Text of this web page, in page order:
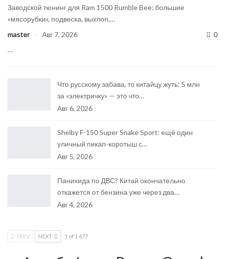
Заводской тюнинг для Ram 1500 Rumble Bee: большие
«мясорубки», подвеска, выхлоп,…
master
Авг 7, 2026
0
…
Что русскому забава, то китайцу жуть: 5 млн
за «электричку» — это что…
Авг 6, 2026
Shelby F-150 Super Snake Sport: ещё один
уличный пикап-коротыш с…
Авг 5, 2026
Панихида по ДВС? Китай окончательно
откажется от бензина уже через два…
Авг 4, 2026
PREV NEXT 1 of 1 677